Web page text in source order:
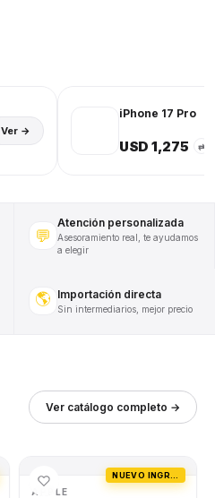
Ver →
iPhone 17 Pro
USD 1,275 ⇄
💬
Atención personalizada
Asesoramiento real, te ayudamos
a elegir
🌎 Importación directa
Sin intermediarios, mejor precio
Ver catálogo completo →
APPLE